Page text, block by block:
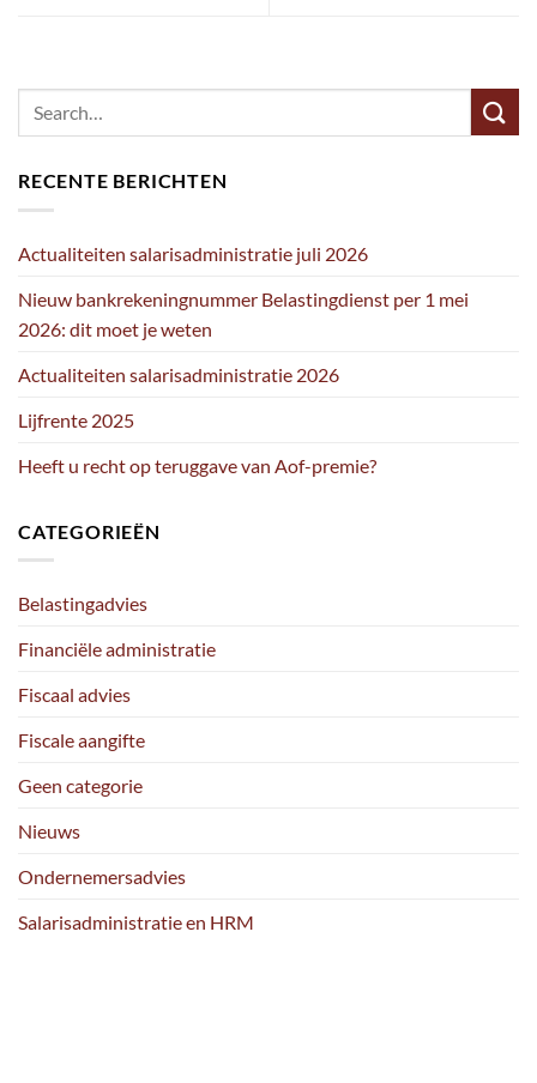
RECENTE BERICHTEN
Actualiteiten salarisadministratie juli 2026
Nieuw bankrekeningnummer Belastingdienst per 1 mei
2026: dit moet je weten
Actualiteiten salarisadministratie 2026
Lijfrente 2025
Heeft u recht op teruggave van Aof-premie?
CATEGORIEËN
Belastingadvies
Financiële administratie
Fiscaal advies
Fiscale aangifte
Geen categorie
Nieuws
Ondernemersadvies
Salarisadministratie en HRM